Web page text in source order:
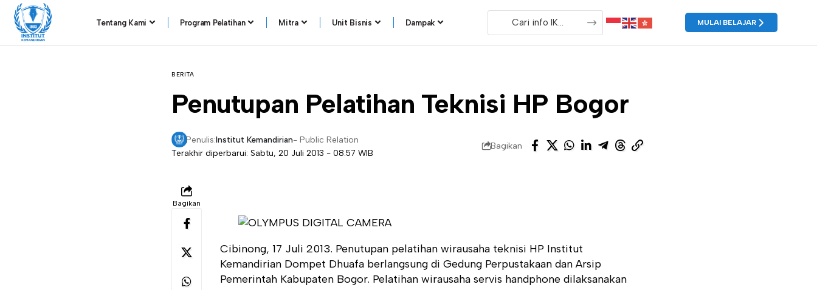
Tentang Kami Program Pelatihan Mitra Unit Bisnis Dampak MULAI BELAJAR
BERITA
Penutupan Pelatihan Teknisi HP Bogor
Terakhir diperbarui: Sabtu, 20 Juli 2013 - 08.57 WIB
Penulis:Institut Kemandirian- Public Relation
Bagikan
Bagikan
Cibinong, 17 Juli 2013. Penutupan pelatihan wirausaha teknisi HP Institut
Kemandirian Dompet Dhuafa berlangsung di Gedung Perpustakaan dan Arsip
Pemerintah Kabupaten Bogor. Pelatihan wirausaha servis handphone dilaksanakan